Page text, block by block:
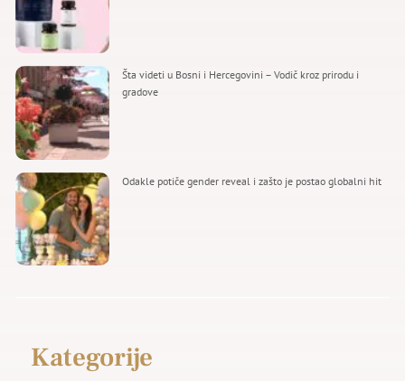
Šta videti u Bosni i Hercegovini – Vodič kroz prirodu i
gradove
Odakle potiče gender reveal i zašto je postao globalni hit
Kategorije